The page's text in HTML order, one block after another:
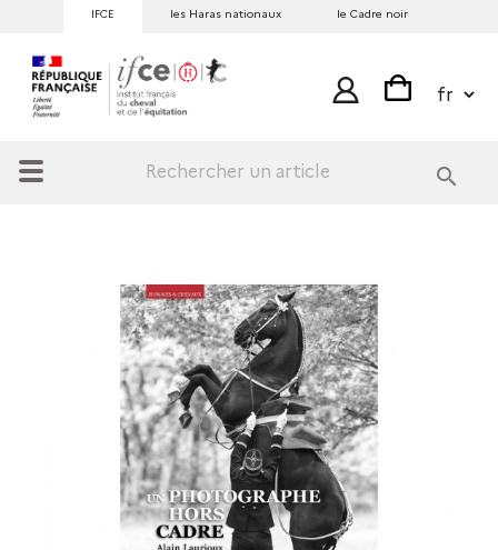
IFCE les Haras nationaux le Cadre noir
search